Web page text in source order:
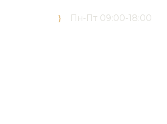
Пн-Пт 09:00-18:00